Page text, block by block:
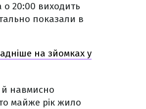
о 20:00 виходить
показали в
на зйомках у
й навмисно
майже рік жило